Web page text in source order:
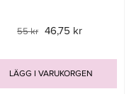
55 kr 46,75 kr
LÄGG I VARUKORGEN